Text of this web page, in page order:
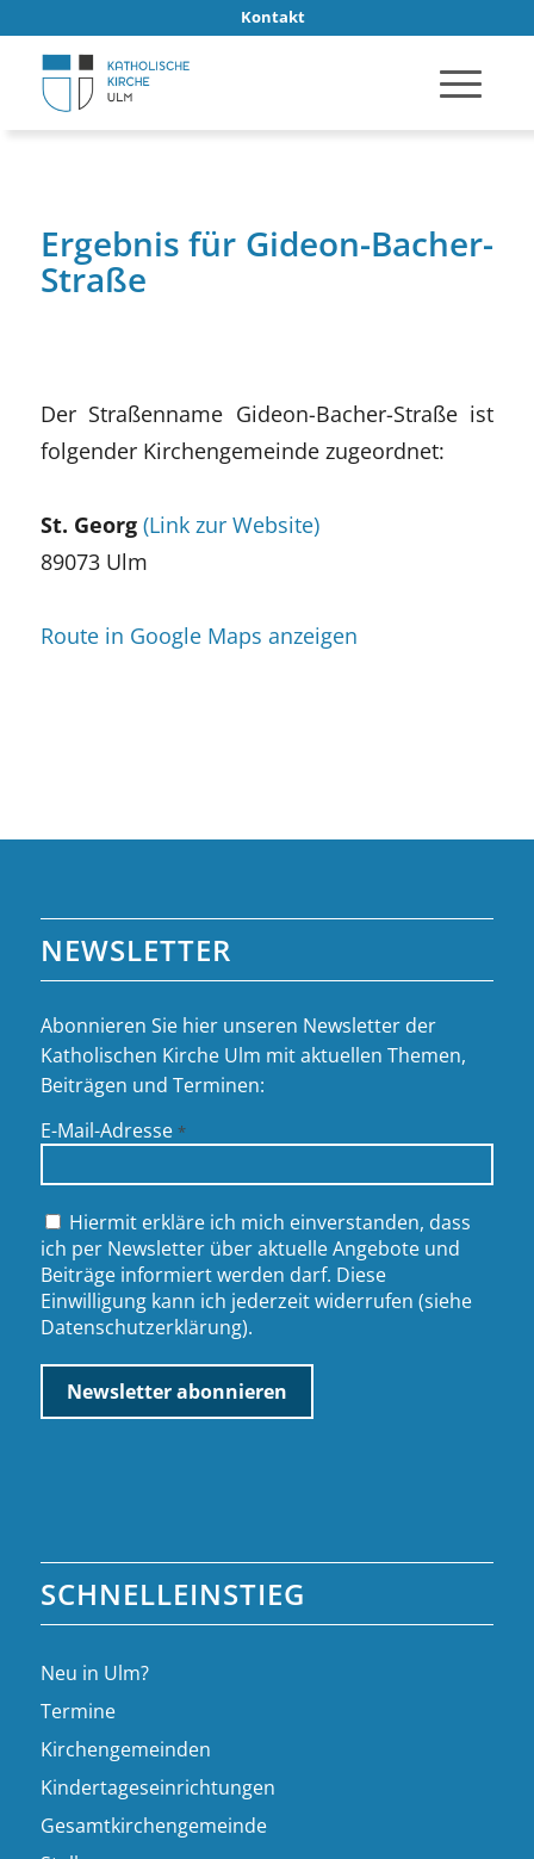
Kontakt
Ergebnis für Gideon-Bacher-
Straße
Der Straßenname Gideon-Bacher-Straße ist
folgender Kirchengemeinde zugeordnet:
St. Georg (Link zur Website)
89073 Ulm
Route in Google Maps anzeigen
NEWSLETTER
Abonnieren Sie hier unseren Newsletter der
Katholischen Kirche Ulm mit aktuellen Themen,
Beiträgen und Terminen:
E-Mail-Adresse *
Hiermit erkläre ich mich einverstanden, dass
ich per Newsletter über aktuelle Angebote und
Beiträge informiert werden darf. Diese
Einwilligung kann ich jederzeit widerrufen (siehe
Datenschutzerklärung).
SCHNELLEINSTIEG
Neu in Ulm?
Termine
Kirchengemeinden
Kindertageseinrichtungen
Gesamtkirchengemeinde